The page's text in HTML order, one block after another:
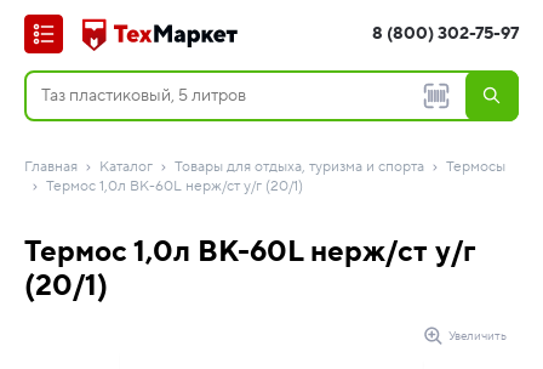
8 (800) 302-75-97
Главная Каталог Товары для отдыха, туризма и спорта
Термосы
Термос 1,0л BK-60L нерж/ст у/г (20/1)
Термос 1,0л BK-60L нерж/ст у/г
(20/1)
Увеличить